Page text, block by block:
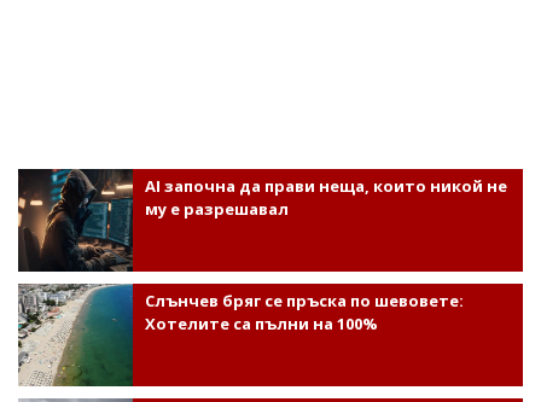
AI започна да прави неща, които никой не
му е разрешавал
Слънчев бряг се пръска по шевовете:
Хотелите са пълни на 100%